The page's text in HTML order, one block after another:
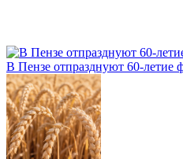
В Пензе отпразднуют 60-летие